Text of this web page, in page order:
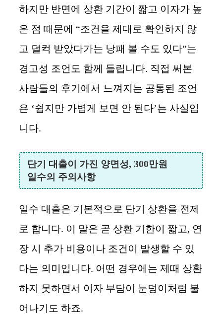
하지만 반면에 상환 기간이 짧고 이자가 높
은 점 때문에 “조건을 제대로 확인하지 않
고 덜컥 받았다가는 낭패 볼 수도 있다”는
경고성 조언도 함께 들립니다. 직접 써본
사람들의 후기에서 느껴지는 공통된 조언
은 ‘쉽지만 가볍게 보면 안 된다’는 사실입
니다.
단기 대출이 가진 양면성, 300만원
일수의 주의사항
일수 대출은 기본적으로 단기 상환을 전제
로 합니다. 이 말은 곧 상환 기한이 짧고, 연
장 시 추가 비용이나 조건이 발생할 수 있
다는 의미입니다. 어떤 경우에는 제때 상환
하지 못하면서 이자 부담이 눈덩이처럼 불
어나기도 하죠.